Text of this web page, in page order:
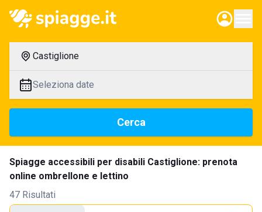
Castiglione
Seleziona date
Cerca
Spiagge accessibili per disabili Castiglione: prenota
online ombrellone e lettino
47 Risultati